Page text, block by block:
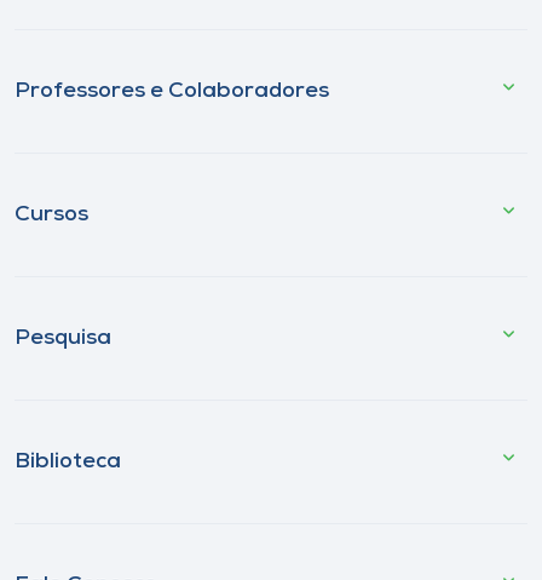
Professores e Colaboradores
Cursos
Pesquisa
Biblioteca